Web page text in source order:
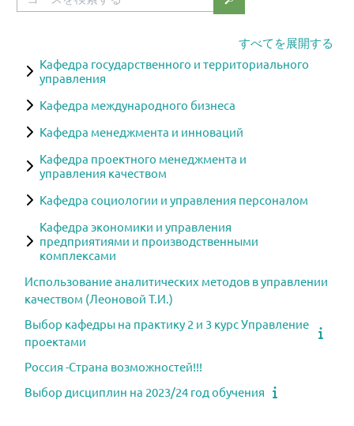
コースを検索する
すべてを展開する
Кафедра государственного и территориального
управления
Кафедра международного бизнеса
Кафедра менеджмента и инноваций
Кафедра проектного менеджмента и
управления качеством
Кафедра социологии и управления персоналом
Кафедра экономики и управления
предприятиями и производственными
комплексами
Использование аналитических методов в управлении
качеством (Леоновой Т.И.)
Выбор кафедры на практику 2 и 3 курс Управление
проектами
Россия -Страна возможностей!!!
Выбор дисциплин на 2023/24 год обучения